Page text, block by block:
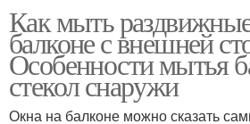
Как мыть
балконе с внешней
Особенности мытья
стекол снаружи
Окна на балконе можно сказать